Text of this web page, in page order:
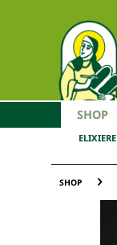
SHOP
ELIXIERE
SHOP